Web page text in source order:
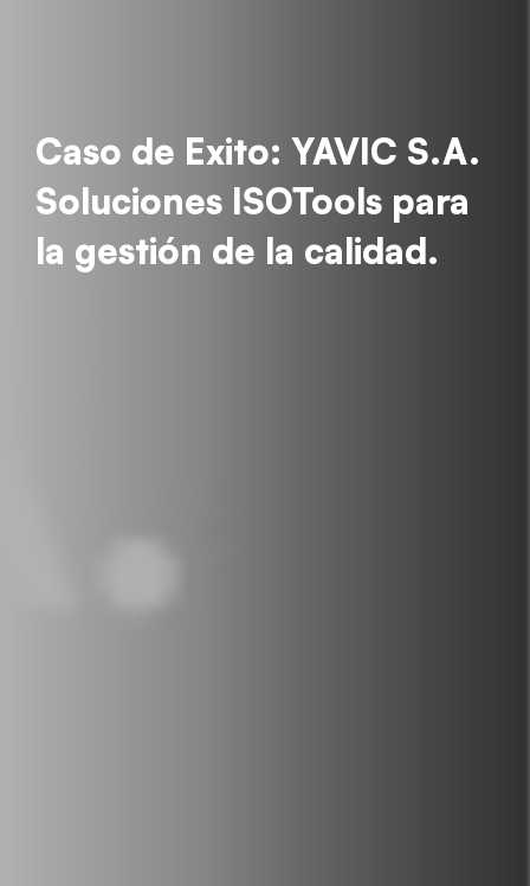
Caso de Exito: YAVIC S.A.
Soluciones ISOTools para
la gestión de la calidad.